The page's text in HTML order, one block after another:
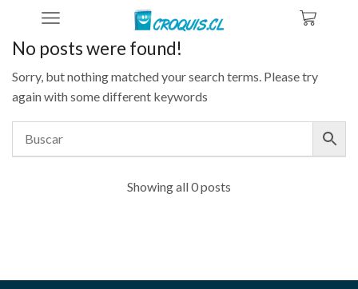
No posts were found!
Sorry, but nothing matched your search terms. Please try
again with some different keywords
Showing all 0 posts